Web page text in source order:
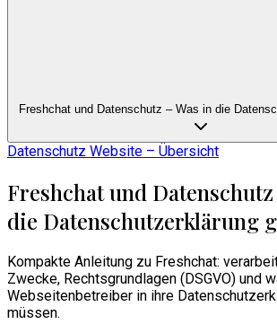
Freshchat und Datenschutz – Was in die
Datenschutz Website – Übersicht
Freshchat und Datenschutz
die Datenschutzerklärung
Kompakte Anleitung zu Freshchat:
Zwecke, Rechtsgrundlagen (DSGVO) und
Webseitenbetreiber in ihre
müssen.